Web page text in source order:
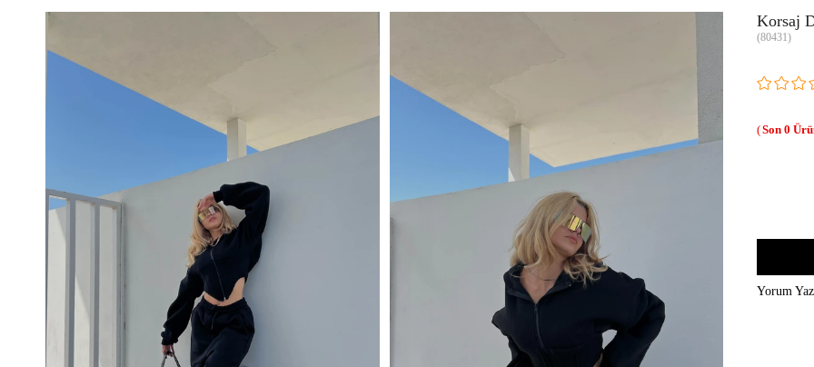
Korsaj
(80431)
0
Yorum Yaz